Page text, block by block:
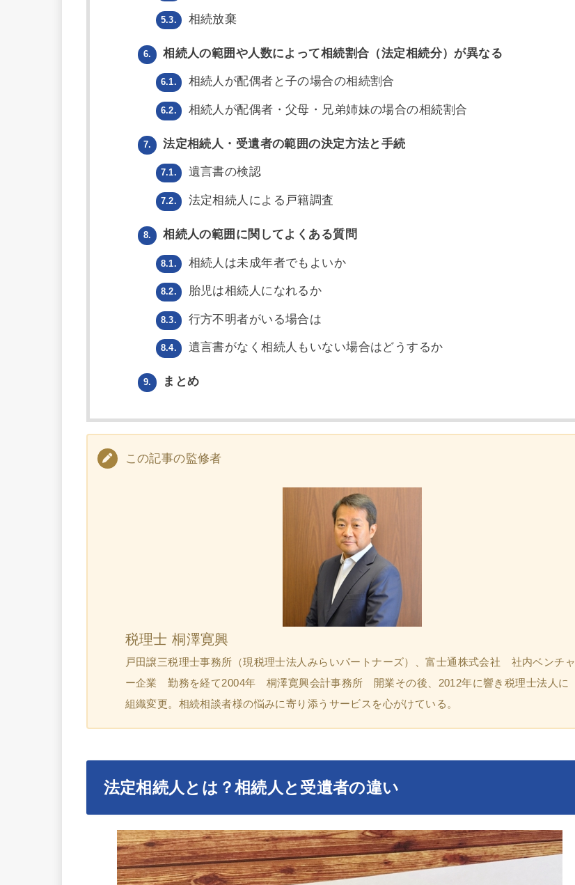
5.3. 相続放棄
6. 相続人の範囲や人数によって相続割合（法定相続分）が異なる
6.1. 相続人が配偶者と子の場合の相続割合
6.2. 相続人が配偶者・父母・兄弟姉妹の場合の相続割合
7. 法定相続人・受遺者の範囲の決定方法と手続
7.1. 遺言書の検認
7.2. 法定相続人による戸籍調査
8. 相続人の範囲に関してよくある質問
8.1. 相続人は未成年者でもよいか
8.2. 胎児は相続人になれるか
8.3. 行方不明者がいる場合は
8.4. 遺言書がなく相続人もいない場合はどうするか
9. まとめ
この記事の監修者
税理士 桐澤寛興
戸田譲三税理士事務所（現税理士法人みらいパートナーズ）、富士通株式会社 社内ベンチャ
ー企業 勤務を経て2004年 桐澤寛興会計事務所 開業その後、2012年に響き税理士法人に
組織変更。相続相談者様の悩みに寄り添うサービスを心がけている。
法定相続人とは？相続人と受遺者の違い